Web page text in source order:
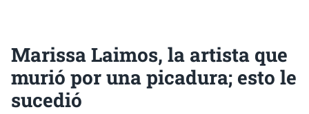
Marissa Laimos, la artista que
murió por una picadura; esto le
sucedió